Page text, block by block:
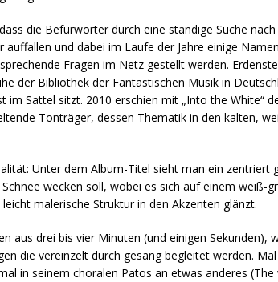
die Befürworter durch eine ständige Suche
auffallen und dabei im Laufe der Jahre einige
Fragen im Netz gestellt werden.
der Bibliothek der Fantastischen Musik in
im Sattel sitzt. 2010 erschien mit „Into the White“
Tonträger, dessen Thematik in den kalten,
Unter dem Album-Titel sieht man ein zentriert
wecken soll, wobei es sich auf einem weiß-
malerische Struktur in den Akzenten glänzt.
aus drei bis vier Minuten (und einigen Sekunden),
die vereinzelt durch gesang begleitet werden.
in seinem choralen Patos an etwas anderes (The